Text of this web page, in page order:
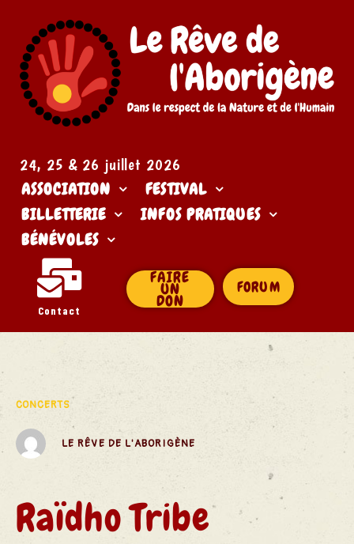
24, 25 & 26 juillet 2026​
ASSOCIATION
FESTIVAL
BILLETTERIE
INFOS PRATIQUES
BÉNÉVOLES
Contact
FAIRE
UN
DON
FORUM
CONCERTS
LE RÊVE DE L'ABORIGÈNE
Raïdho Tribe